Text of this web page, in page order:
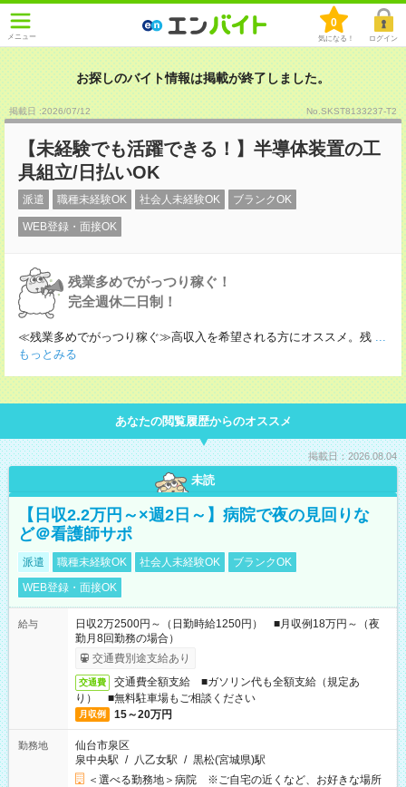
メニュー
0
気になる！ ログイン
お探しのバイト情報は掲載が終了しました。
掲載日 :2026/07/12 No.SKST8133237-T2
【未経験でも活躍できる！】半導体装置の工
具組立/日払いOK
派遣 職種未経験OK 社会人未経験OK ブランクOK
WEB登録・面接OK
残業多めでがっつり稼ぐ！
完全週休二日制！
≪残業多めでがっつり稼ぐ≫高収入を希望される方にオススメ。残 ...
もっとみる
あなたの閲覧履歴からのオススメ
掲載日：2026.08.04
未読
【日収2.2万円～×週2日～】病院で夜の見回りな
ど＠看護師サポ
派遣 職種未経験OK 社会人未経験OK
ブランクOK
WEB登録・面接OK
給与
日収2万2500円～（日勤時給1250円） ■月収例18万円～（夜
勤月8回勤務の場合）
交通費別途支給あり
交通費
交通費全額支給 ■ガソリン代も全額支給（規定あ
り） ■無料駐車場もご相談ください
月収例 15～20万円
勤務地
仙台市泉区
泉中央駅 / 八乙女駅 / 黒松(宮城県)駅
＜選べる勤務地＞病院 ※ご自宅の近くなど、お好きな場所